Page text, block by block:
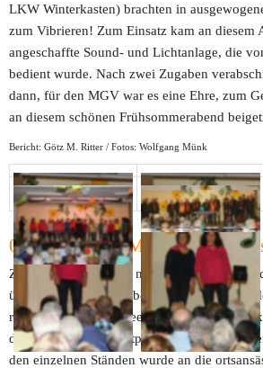
LKW Winterkasten) brachten in
zum Vibrieren! Zum Einsatz kam an diesem
angeschaffte Sound- und Lichtanlage, die
bedient wurde. Nach zwei Zugaben
dann, für den MGV war es eine Ehre, zum
an diesem schönen Frühsommerabend
Bericht: Götz M. Ritter / Fotos: Wolfgang Münk
01. Mai 2022 - Marktplatzfest
Zwar schwebt Corona noch immer wie das
über den Menschen, aber die Inzidenz im
rapide. So hatte der Beerfurther Vereinsring
das traditionelle Marktplatzfest zu
den einzelnen Ständen wurde an die